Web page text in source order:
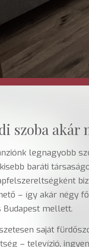
szoba akár
legnagyobb
baráti
– így akár négy
mellett.
saját
– televízió,